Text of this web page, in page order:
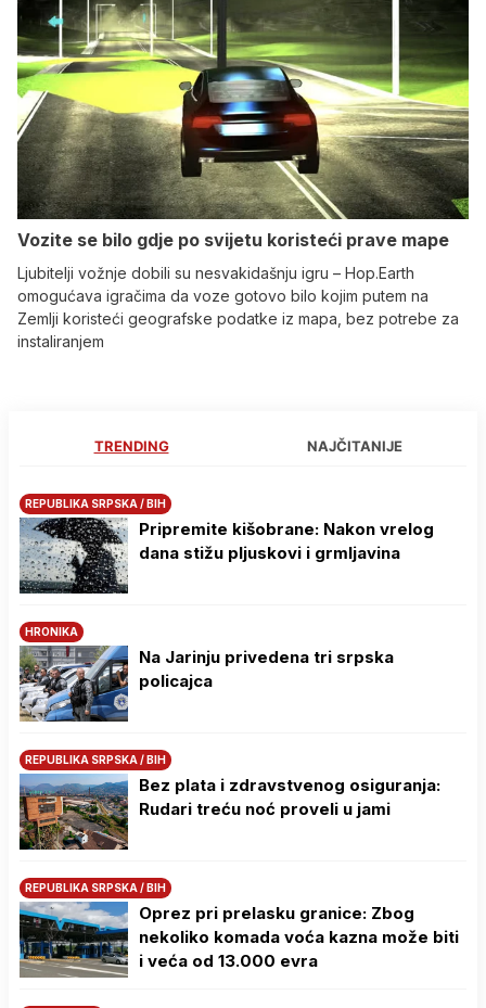
Vozite se bilo gdje po svijetu koristeći prave mape
Ljubitelji vožnje dobili su nesvakidašnju igru – Hop.Earth
omogućava igračima da voze gotovo bilo kojim putem na
Zemlji koristeći geografske podatke iz mapa, bez potrebe za
instaliranjem
TRENDING NAJČITANIJE
REPUBLIKA SRPSKA / BIH
Pripremite kišobrane: Nakon vrelog
dana stižu pljuskovi i grmljavina
HRONIKA
Na Јarinju privedena tri srpska
policajca
REPUBLIKA SRPSKA / BIH
Bez plata i zdravstvenog osiguranja:
Rudari treću noć proveli u jami
REPUBLIKA SRPSKA / BIH
Oprez pri prelasku granice: Zbog
nekoliko komada voća kazna može biti
i veća od 13.000 evra